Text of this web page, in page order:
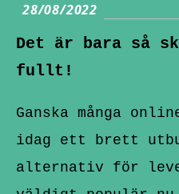
28/08/2022
Det är bara så
fullt!
Ganska många
idag ett brett
alternativ för